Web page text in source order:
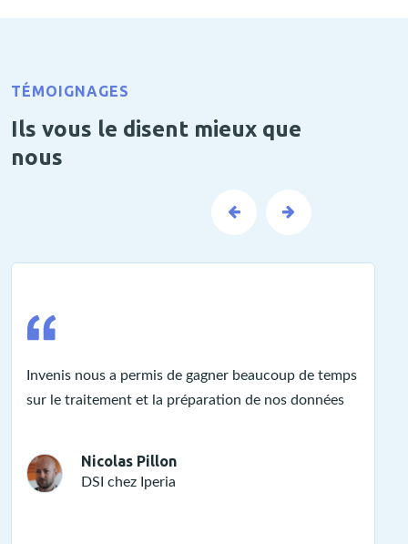
TÉMOIGNAGES
Ils vous le disent mieux que
nous
Invenis nous a permis de gagner beaucoup de temps
sur le traitement et la préparation de nos données
Nicolas Pillon
DSI chez Iperia